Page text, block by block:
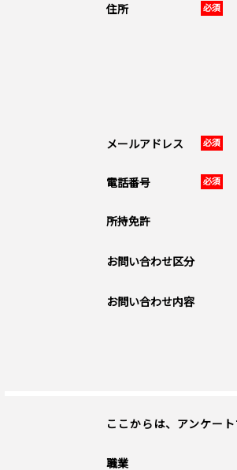
住所 必須
メールアドレス 必須
電話番号 必須
所持免許
お問い合わせ区分
お問い合わせ内容
ここからは、アンケー
職業